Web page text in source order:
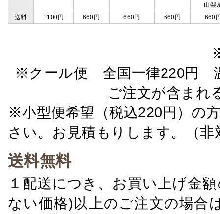
山梨
送料
1100円 660円 660円 660円 660
※クール便 全国一律220円
ご注文が含ま
※小型便希望（税込220円）の
さい。お見積もりします。（非
送料無料
１配送につき、お買い上げ金
ない価格)以上のご注文の場合